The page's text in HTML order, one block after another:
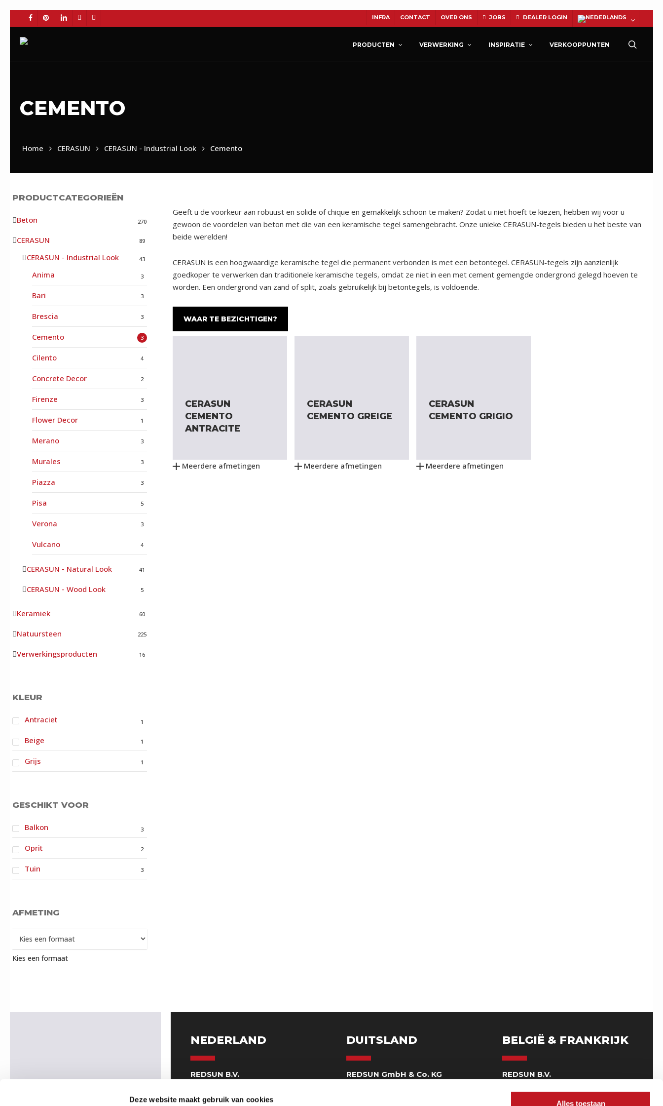
Deze website maakt gebruik van cookies Alles toestaan
main
content
FACEBOOKPINTEREST
LINKEDINYOUTUBEINSTAGRAM
INFRA CONTACT OVER ONS JOBS DEALER LOGIN
PRODUCTEN VERWERKING INSPIRATIE VERKOOPPUNTEN
CEMENTO
Home CERASUN CERASUN - Industrial Look Cemento
PRODUCTCATEGORIEËN
Beton 270
CERASUN 89
CERASUN - Industrial Look 43
Anima 3
Bari 3
Brescia 3
Cemento 3
Cilento 4
Concrete Decor 2
Firenze 3
Flower Decor 1
Merano 3
Murales 3
Piazza 3
Pisa 5
Verona 3
Vulcano 4
CERASUN - Natural Look 41
CERASUN - Wood Look 5
Keramiek 60
Natuursteen 225
Verwerkingsproducten 16
KLEUR
Antraciet 1
Beige 1
Grijs 1
GESCHIKT VOOR
Balkon 3
Oprit 2
Tuin 3
AFMETING
Kies een formaat
Geeft u de voorkeur aan robuust en solide of chique en gemakkelijk schoon te maken? Zodat u niet hoeft te kiezen, hebben wij voor u
gewoon de voordelen van beton met die van een keramische tegel samengebracht. Onze unieke CERASUN-tegels bieden u het beste van
beide werelden!
CERASUN is een hoogwaardige keramische tegel die permanent verbonden is met een betontegel. CERASUN-tegels zijn aanzienlijk
goedkoper te verwerken dan traditionele keramische tegels, omdat ze niet in een met cement gemengde ondergrond gelegd hoeven te
worden. Een ondergrond van zand of split, zoals gebruikelijk bij betontegels, is voldoende.
WAAR TE BEZICHTIGEN?
CERASUN
CEMENTO
ANTRACITE
Meerdere afmetingen
CERASUN
CEMENTO GREIGE
Meerdere afmetingen
CERASUN
CEMENTO GRIGIO
Meerdere afmetingen
NEDERLAND
REDSUN B.V.
5961 NT Horst
DUITSLAND
REDSUN GmbH & Co. KG
BELGIË & FRANKRIJK
REDSUN B.V.
Unité 4, 2500 Lier BE